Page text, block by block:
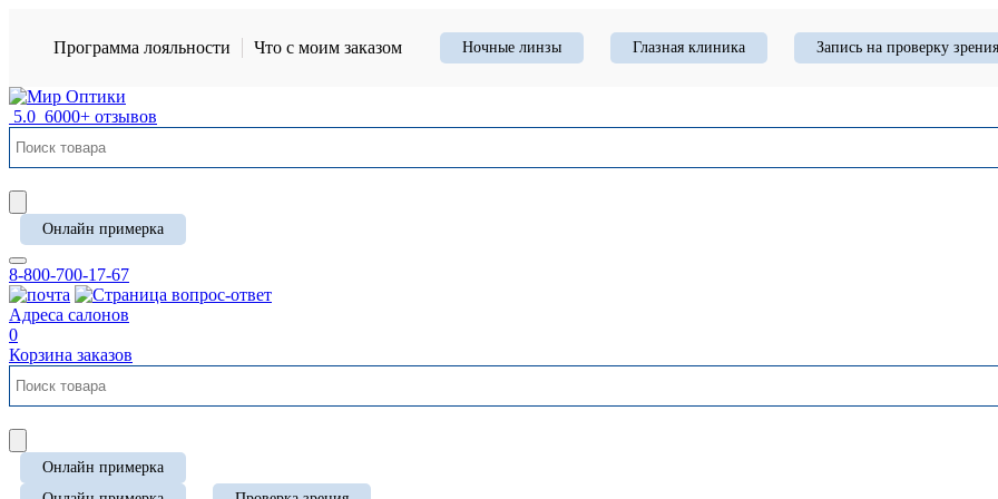
Программа лояльности Что с моим заказом Ночные линзы Глазная клиника Запись на проверку зрения
5.0 6000+ отзывов
Онлайн примерка
8-800-700-17-67
Адреса салонов
0
Корзина заказов
Онлайн примерка